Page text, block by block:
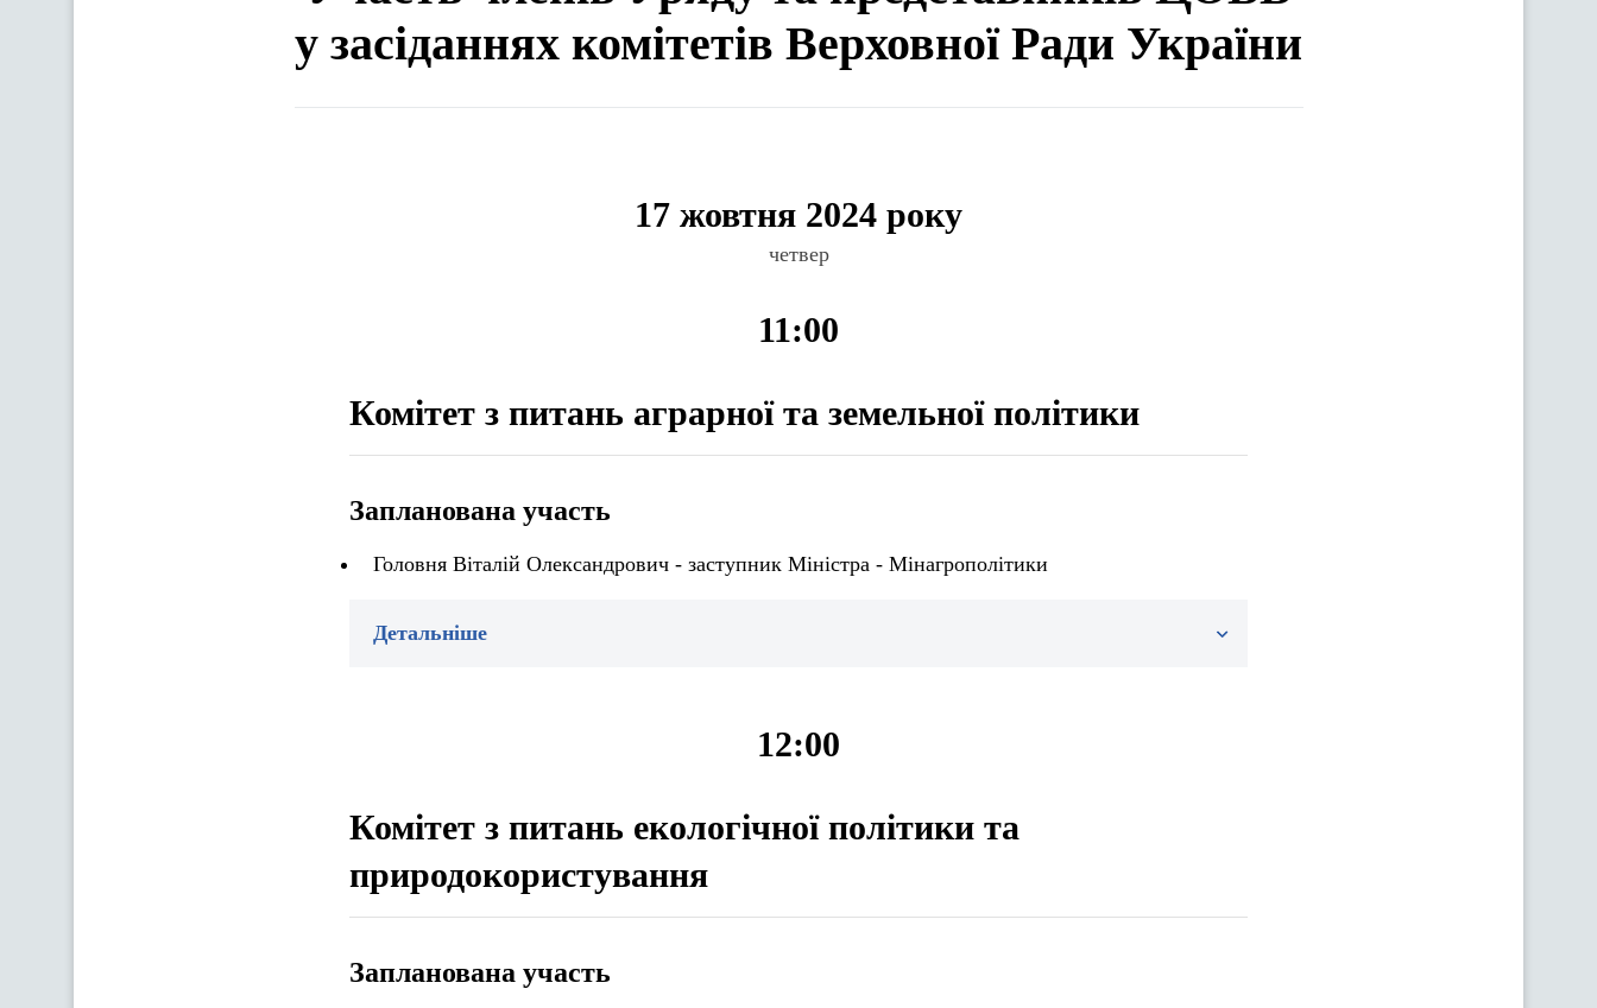
у засіданнях комітетів Верховної Ради України
17 жовтня 2024 року
четвер
11:00
Комітет з питань аграрної та земельної політики
Запланована участь
Головня Віталій Олександрович - заступник Міністра - Мінагрополітики
Детальніше
12:00
Комітет з питань екологічної політики та
природокористування
Запланована участь